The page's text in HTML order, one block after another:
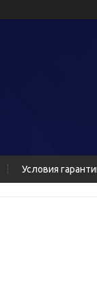
Условия